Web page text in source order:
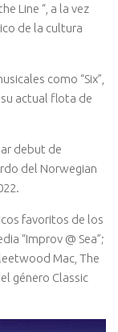
Line “, a la vez
de la cultura
como “Six”,
su actual flota de
debut de
del Norwegian
favoritos de los
“Improv @ Sea”;
Mac, The
género Classic